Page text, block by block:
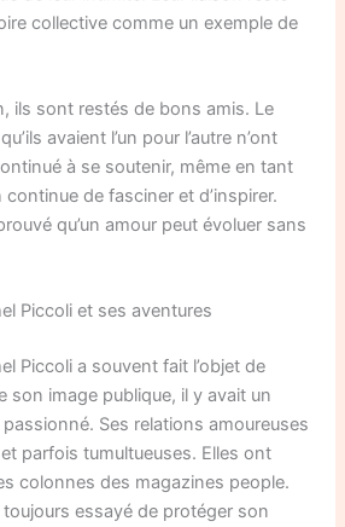
collective comme un exemple de
ils sont restés de bons amis. Le
avaient l’un pour l’autre n’ont
à se soutenir, même en tant
continue de fasciner et d’inspirer.
qu’un amour peut évoluer sans
Piccoli et ses aventures
Piccoli a souvent fait l’objet de
son image publique, il y avait un
Ses relations amoureuses
parfois tumultueuses. Elles ont
colonnes des magazines people.
essayé de protéger son